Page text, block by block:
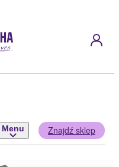
Menu Znajdź sklep